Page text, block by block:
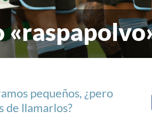
pequeños, ¿pero
de llamarlos?